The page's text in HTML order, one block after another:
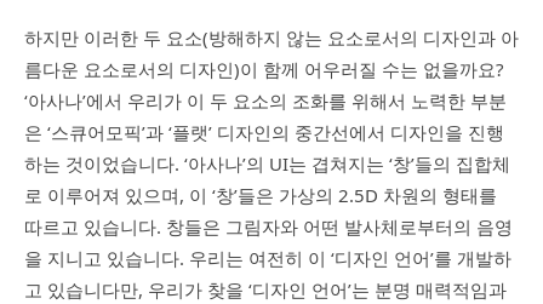
하지만 이러한 두 요소(방해하지 않는 요소로서의 디자인과 아
름다운 요소로서의 디자인)이 함께 어우러질 수는 없을까요?
‘아사나’에서 우리가 이 두 요소의 조화를 위해서 노력한 부분
은 ‘스큐어모픽’과 ‘플랫’ 디자인의 중간선에서 디자인을 진행
하는 것이었습니다. ‘아사나’의 UI는 겹쳐지는 ‘창’들의 집합체
로 이루어져 있으며, 이 ‘창’들은 가상의 2.5D 차원의 형태를
따르고 있습니다. 창들은 그림자와 어떤 발사체로부터의 음영
을 지니고 있습니다. 우리는 여전히 이 ‘디자인 언어’를 개발하
고 있습니다만, 우리가 찾을 ‘디자인 언어’는 분명 매력적임과